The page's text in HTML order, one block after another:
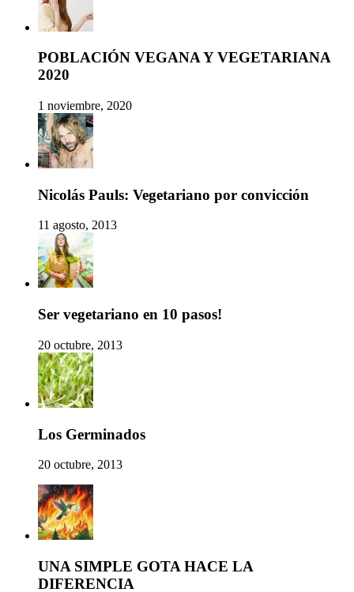
POBLACIÓN VEGANA Y VEGETARIANA
2020
1 noviembre, 2020
Nicolás Pauls: Vegetariano por convicción
11 agosto, 2013
Ser vegetariano en 10 pasos!
20 octubre, 2013
Los Germinados
20 octubre, 2013
UNA SIMPLE GOTA HACE LA
DIFERENCIA